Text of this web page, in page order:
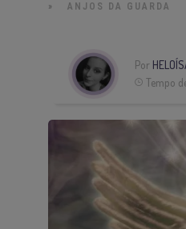
» ANJOS DA GUARDA
Por
Tempo